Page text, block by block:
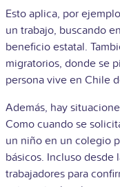
Esto aplica, por
un trabajo, buscando
beneficio estatal.
migratorios, donde se
persona vive en Chile
Además, hay
Como cuando se
un niño en un colegio
básicos. Incluso desde
trabajadores para